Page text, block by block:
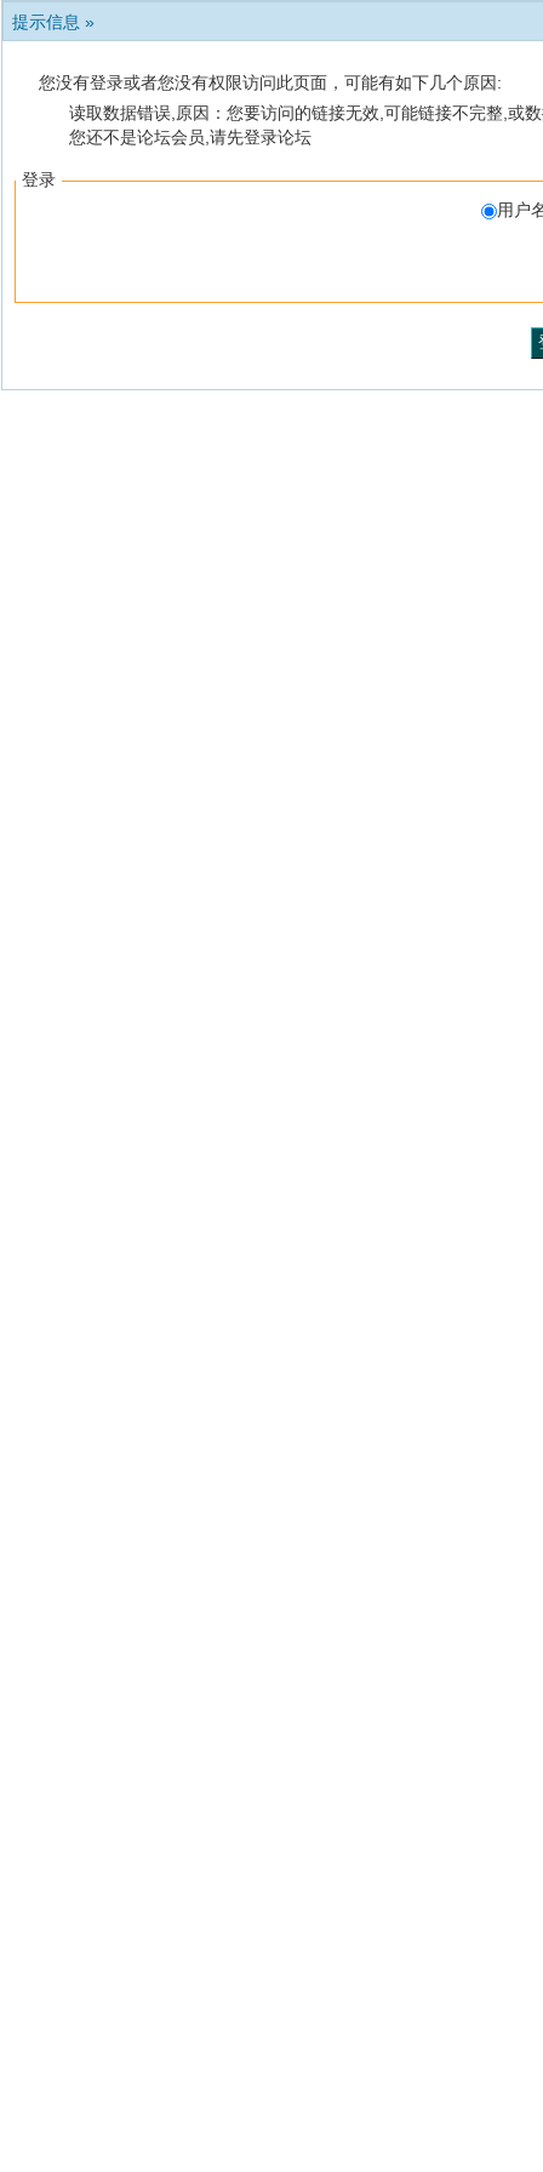
提示信息 »
您没有登录或者您没有权限访问此页面，可能有如下几个原因:
读取数据错误,原因：您要访问的链接无效,可能链接不完整,或
您还不是论坛会员,请先登录论坛
登录
用户